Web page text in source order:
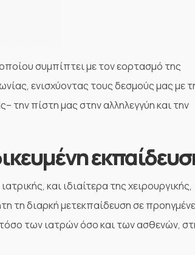
συμπίπτει με τον εορτασμό της
ενισχύοντας τους δεσμούς μας με
την πίστη μας στην αλληλεγγύη και την
και ιδιαίτερα της χειρουργικής,
τη διαρκή μετεκπαίδευση σε
των ιατρών όσο και των ασθενών,